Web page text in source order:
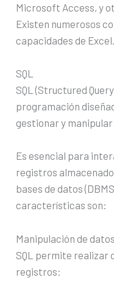
Microsoft Access, y
Existen numerosos
capacidades de Excel.
SQL
SQL (Structured
programación
gestionar y
Es esencial para
registros
bases de datos
características son:
Manipulación de datos
SQL permite realizar
registros: